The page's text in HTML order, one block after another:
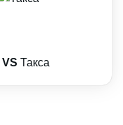
VS Такса